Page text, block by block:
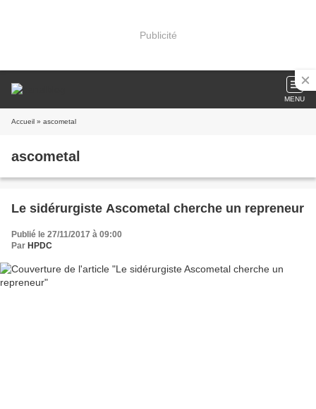
Publicité
MENU
Accueil » ascometal
ascometal
Le sidérurgiste Ascometal cherche un repreneur
Publié le 27/11/2017 à 09:00
Par HPDC